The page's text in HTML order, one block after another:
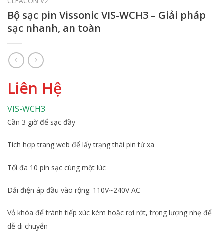
Bộ sạc pin Vissonic VIS-WCH3 – Giải pháp
sạc nhanh, an toàn
Liên Hệ
VIS-WCH3
Cần 3 giờ để sạc đầy
Tích hợp trang web để lấy trạng thái pin từ xa
Tối đa 10 pin sạc cùng một lúc
Dải điện áp đầu vào rộng: 110V~240V AC
Vỏ khóa để tránh tiếp xúc kém hoặc rơi rớt, trọng lượng nhẹ để
dễ di chuyển